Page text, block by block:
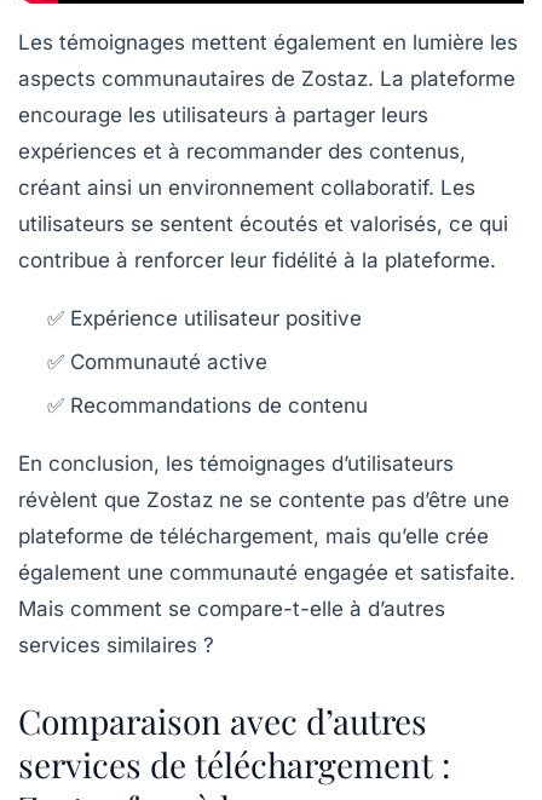
Les témoignages mettent également en lumière les
aspects communautaires de Zostaz. La plateforme
encourage les utilisateurs à partager leurs
expériences et à recommander des contenus,
créant ainsi un environnement collaboratif. Les
utilisateurs se sentent écoutés et valorisés, ce qui
contribue à renforcer leur fidélité à la plateforme.
✅ Expérience utilisateur positive
✅ Communauté active
✅ Recommandations de contenu
En conclusion, les témoignages d’utilisateurs
révèlent que Zostaz ne se contente pas d’être une
plateforme de téléchargement, mais qu’elle crée
également une communauté engagée et satisfaite.
Mais comment se compare-t-elle à d’autres
services similaires ?
Comparaison avec d’autres
services de téléchargement :